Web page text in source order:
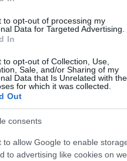
to opt-out of processing my
Data for Targeted Advertising.
In
to opt-out of Collection, Use,
Sale, and/or Sharing of my
Data that Is Unrelated with the
for which it was collected.
Out
consents
to allow Google to enable
to advertising like cookies on